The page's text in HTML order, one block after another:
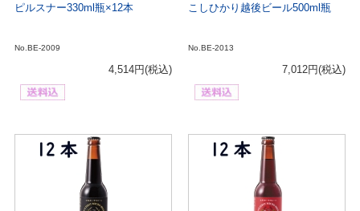
ピルスナー330ml瓶×12本
No.BE-2009
4,514円(税込)
こしひかり越後ビール500ml瓶
No.BE-2013
7,012円(税込)